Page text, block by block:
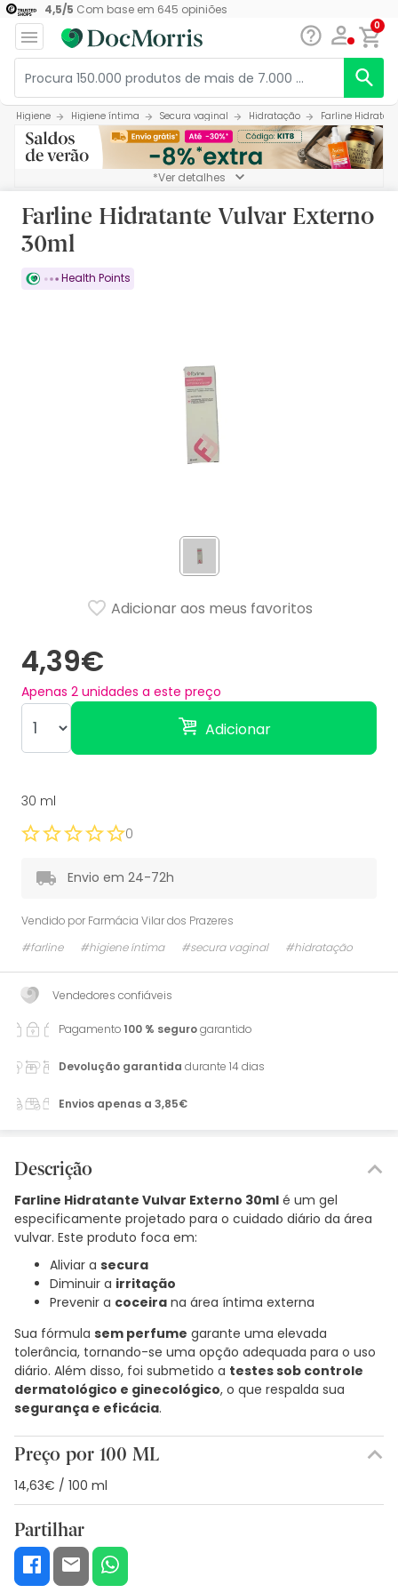
4,5/5 Com base em 645 opiniões
0
Higiene Higiene íntima Secura vaginal Hidratação Farline
*Ver detalhes
Farline Hidratante Vulvar Externo
30ml
Health Points
4,39€
Apenas 2 unidades a este preço
Adicionar
Adicionar aos meus favoritos
30 ml
0
Envio em 24-72h
Vendido por Farmácia Vilar dos Prazeres
#farline
#higiene íntima #secura vaginal #hidratação
Vendedores confiáveis
Pagamento100 % segurogarantido
Devolução garantida durante 14 dias
Envios apenas a 3,85€
Descrição
Farline Hidratante Vulvar Externo 30ml é um gel
especificamente projetado para o cuidado diário da área
vulvar. Este produto foca em:
Aliviar a secura
Diminuir a irritação
Prevenir a coceira na área íntima externa
Sua fórmula sem perfume garante uma elevada
tolerância, tornando-se uma opção adequada para o uso
diário. Além disso, foi submetido a testes sob controle
dermatológico e ginecológico, o que respalda sua
segurança e eficácia.
Preço por 100 ML
14,63€ / 100 ml
Partilhar